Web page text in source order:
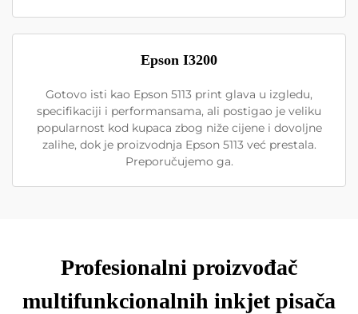
Epson I3200
Gotovo isti kao Epson 5113 print glava u izgledu,
specifikaciji i performansama, ali postigao je veliku
popularnost kod kupaca zbog niže cijene i dovoljne
zalihe, dok je proizvodnja Epson 5113 već prestala.
Preporučujemo ga.
Profesionalni proizvođač
multifunkcionalnih inkjet pisača